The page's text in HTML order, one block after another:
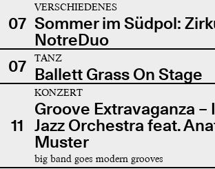
07
VERSCHIEDENES
Sommer im Südpol:
NotreDuo
07
TANZ
Ballett Grass On Stage
11
KONZERT
Groove Extravaganza –
Jazz Orchestra feat.
Muster
big band goes modern grooves